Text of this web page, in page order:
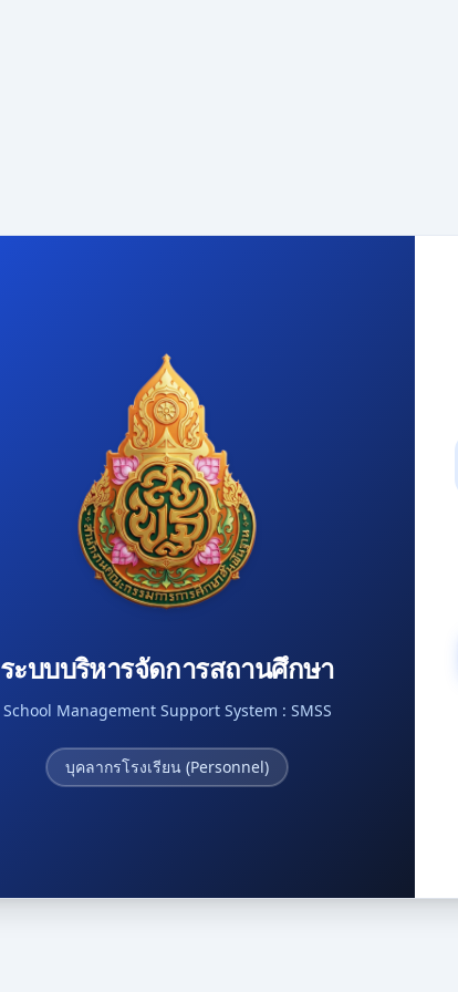
ระบบบริหารจัดการสถานศึกษา
School Management Support System : SMSS
บุคลากรโรงเรียน (Personnel)